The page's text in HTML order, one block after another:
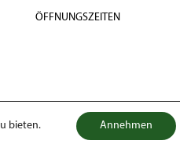
ÖFFNUNGSZEITEN
bieten. Annehmen